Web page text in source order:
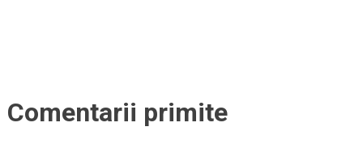
Comentarii primite